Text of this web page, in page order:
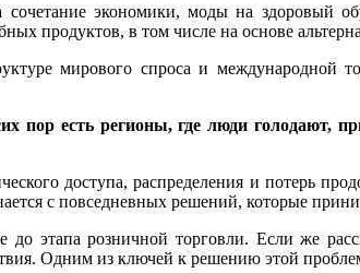
экономики, моды на здоровый
продуктов, в том числе на основе
мирового спроса и международной
пор есть регионы, где люди голодают,
доступа, распределения и потерь
с повседневных решений, которые
этапа розничной торговли. Если же
Одним из ключей к решению этой